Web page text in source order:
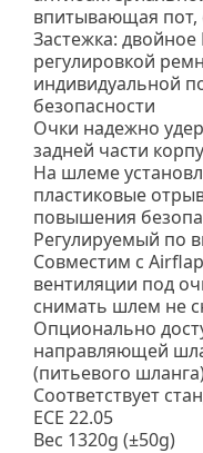
впитывающая
Застежка:
регулировкой
индивидуальной
безопасности
Очки надежно
задней части
На шлеме
пластиковые
повышения
Регулируемый по
Совместим с
вентиляции под
снимать шлем не
Опционально
направляющей
(питьевого
Соответствует
ECE 22.05
Вес 1320g (±50g)